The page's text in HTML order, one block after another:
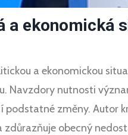
a ekonomická
a ekonomickou
Navzdory nutnosti
podstatné změny. Autor
obecný